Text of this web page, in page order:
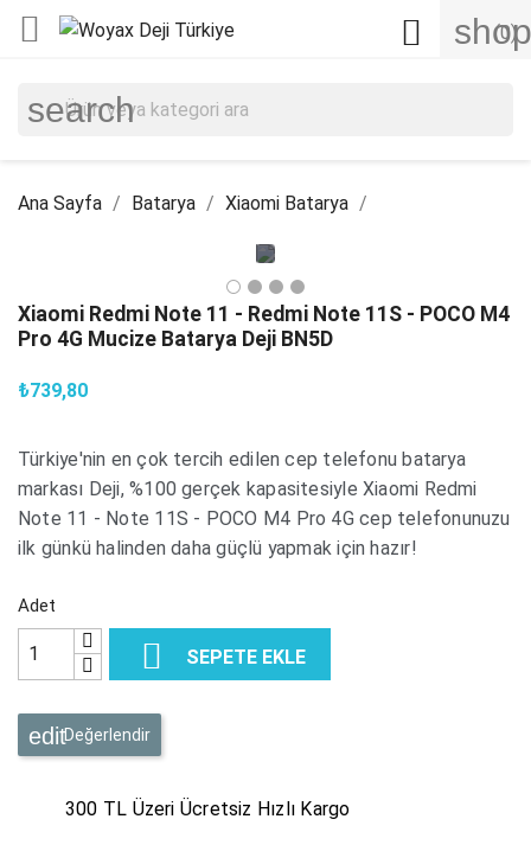
 (0)

search
Ana Sayfa Batarya Xiaomi Batarya
Xiaomi Redmi Note 11 - Redmi Note 11S - POCO M4
Pro 4G Mucize Batarya Deji BN5D
₺739,80
Türkiye'nin en çok tercih edilen cep telefonu batarya
markası Deji, %100 gerçek kapasitesiyle Xiaomi Redmi
Note 11 - Note 11S - POCO M4 Pro 4G cep telefonunuzu
ilk günkü halinden daha güçlü yapmak için hazır!
Adet
 SEPETE EKLE
Değerlendir
300 TL Üzeri Ücretsiz Hızlı Kargo